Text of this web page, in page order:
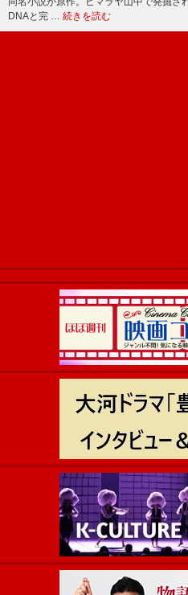
DNAと完 … 続きを読む